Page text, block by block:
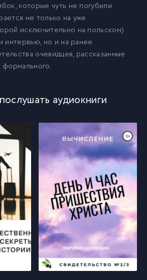
которые чуть не погубили
не только на уже
исключительно на польском)
интервью, но и на ранее
очевидцев, рассказанные
формального.
аудиокниги